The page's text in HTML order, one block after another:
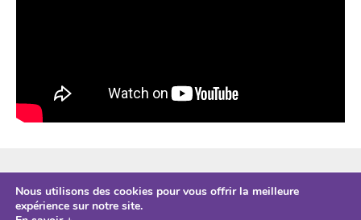
Nous utilisons des cookies pour vous offrir la meilleure
expérience sur notre site.